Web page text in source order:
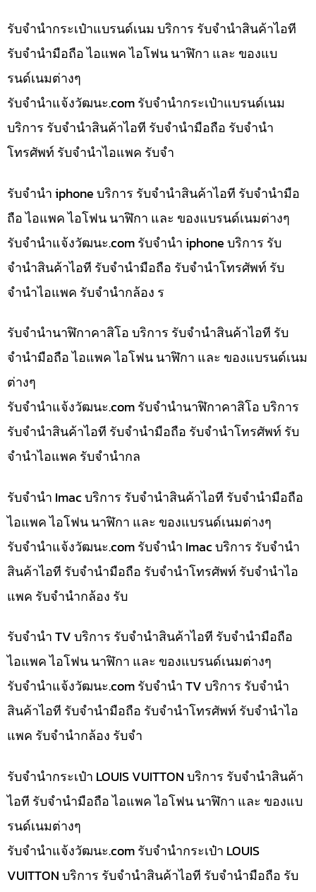
รับจำนำกระเป๋าแบรนด์เนม บริการ รับจำนำสินค้าไอที
รับจำนำมือถือ ไอแพค ไอโฟน นาฬิกา และ ของแบ
รนด์เนมต่างๆ
รับจํานําแจ้งวัฒนะ.com รับจำนำกระเป๋าแบรนด์เนม
บริการ รับจำนำสินค้าไอที รับจำนำมือถือ รับจำนำ
โทรศัพท์ รับจำนำไอแพค รับจำ
รับจำนำ iphone บริการ รับจำนำสินค้าไอที รับจำนำมือ
ถือ ไอแพค ไอโฟน นาฬิกา และ ของแบรนด์เนมต่างๆ
รับจํานําแจ้งวัฒนะ.com รับจำนำ iphone บริการ รับ
จำนำสินค้าไอที รับจำนำมือถือ รับจำนำโทรศัพท์ รับ
จำนำไอแพค รับจำนำกล้อง ร
รับจำนำนาฬิกาคาสิโอ บริการ รับจำนำสินค้าไอที รับ
จำนำมือถือ ไอแพค ไอโฟน นาฬิกา และ ของแบรนด์เนม
ต่างๆ
รับจํานําแจ้งวัฒนะ.com รับจำนำนาฬิกาคาสิโอ บริการ
รับจำนำสินค้าไอที รับจำนำมือถือ รับจำนำโทรศัพท์ รับ
จำนำไอแพค รับจำนำกล
รับจำนำ Imac บริการ รับจำนำสินค้าไอที รับจำนำมือถือ
ไอแพค ไอโฟน นาฬิกา และ ของแบรนด์เนมต่างๆ
รับจํานําแจ้งวัฒนะ.com รับจำนำ Imac บริการ รับจำนำ
สินค้าไอที รับจำนำมือถือ รับจำนำโทรศัพท์ รับจำนำไอ
แพค รับจำนำกล้อง รับ
รับจำนำ TV บริการ รับจำนำสินค้าไอที รับจำนำมือถือ
ไอแพค ไอโฟน นาฬิกา และ ของแบรนด์เนมต่างๆ
รับจํานําแจ้งวัฒนะ.com รับจำนำ TV บริการ รับจำนำ
สินค้าไอที รับจำนำมือถือ รับจำนำโทรศัพท์ รับจำนำไอ
แพค รับจำนำกล้อง รับจำ
รับจำนำกระเป๋า LOUIS VUITTON บริการ รับจำนำสินค้า
ไอที รับจำนำมือถือ ไอแพค ไอโฟน นาฬิกา และ ของแบ
รนด์เนมต่างๆ
รับจํานําแจ้งวัฒนะ.com รับจำนำกระเป๋า LOUIS
VUITTON บริการ รับจำนำสินค้าไอที รับจำนำมือถือ รับ